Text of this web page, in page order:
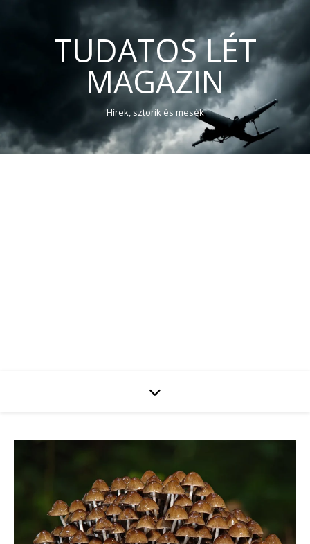
TUDATOS LÉT
MAGAZIN
Hírek, sztorik és mesék